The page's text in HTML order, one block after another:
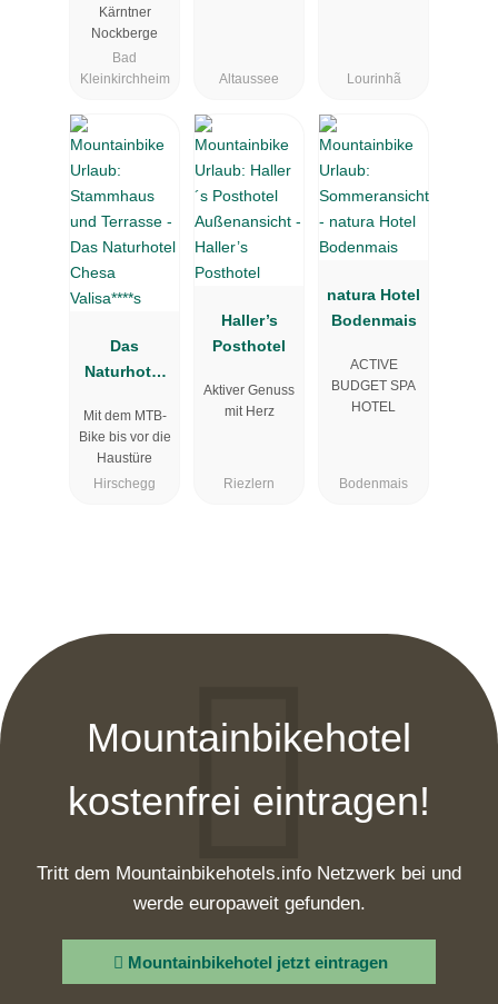
Kärntner
Nockberge
Bad
Kleinkirchheim
Altaussee Lourinhã
Das
Naturhotel
Valisa****s
Mit dem MTB-
Bike bis vor die
Haustüre
Hirschegg
Haller’s
Posthotel
Aktiver Genuss
mit Herz
Riezlern
natura Hotel
Bodenmais
ACTIVE
BUDGET SPA
HOTEL
Bodenmais
Mountainbikehotel
kostenfrei eintragen!
Tritt dem Mountainbikehotels.info Netzwerk bei und
werde europaweit gefunden.
Mountainbikehotel jetzt eintragen